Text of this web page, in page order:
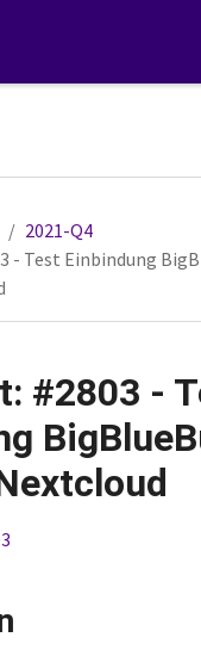
2021-Q4
- Test Einbindung
#2803 -